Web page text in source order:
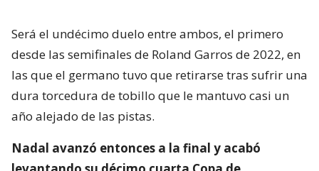
Será el undécimo duelo entre ambos, el primero
desde las semifinales de Roland Garros de 2022, en
las que el germano tuvo que retirarse tras sufrir una
dura torcedura de tobillo que le mantuvo casi un
año alejado de las pistas.
Nadal avanzó entonces a la final y acabó